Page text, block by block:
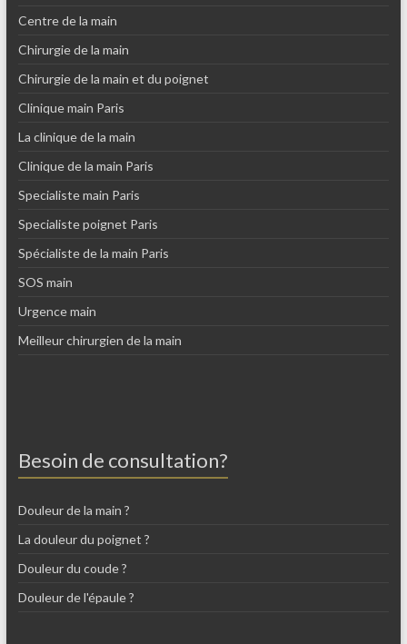
Centre de la main
Chirurgie de la main
Chirurgie de la main et du poignet
Clinique main Paris
La clinique de la main
Clinique de la main Paris
Specialiste main Paris
Specialiste poignet Paris
Spécialiste de la main Paris
SOS main
Urgence main
Meilleur chirurgien de la main
Besoin de consultation?
Douleur de la main ?
La douleur du poignet ?
Douleur du coude ?
Douleur de l'épaule ?